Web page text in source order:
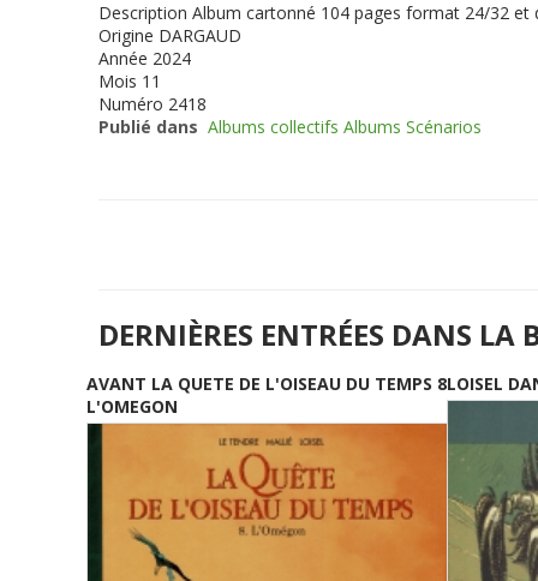
Description Album cartonné 104 pages format 24/32 et
Origine DARGAUD
Année 2024
Mois 11
Numéro 2418
Publié dans Albums collectifs Albums Scénarios
DERNIÈRES ENTRÉES DANS LA
AVANT LA QUETE DE L'OISEAU DU TEMPS 8
L'OMEGON
LOISEL